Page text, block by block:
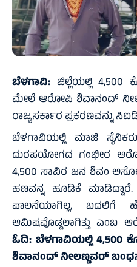
ಬೆಳಗಾವಿ: ಜಿಲ್ಲೆಯಲ್ಲಿ
ಮೇಲೆ ಆರೋಪಿ ಶಿವಾನಂದ್
ರಾಜ್ಯಸರ್ಕಾರ ಪ್ರಕರಣವನ್ನು
ಬೆಳಗಾವಿಯಲ್ಲಿ ಮಾಜಿ
ದುರಪಯೋಗದ ಗಂಭೀರ
4,500 ಸಾವಿರ ಜನ ಶಿವಂ
ಹಣವನ್ನ ಹೂಡಿಕೆ
ಪಾಲನೆಯಾಗಿಲ್ಲ, ಬದಲಿಗೆ
ಆಮಿಷವೊಡ್ಡಲಾಗಿತ್ತು ಎಂಬ
ಓದಿ: ಬೆಳಗಾವಿಯಲ್ಲಿ
ಶಿವಾನಂದ್ ನೀಲಣ್ಣವರ್